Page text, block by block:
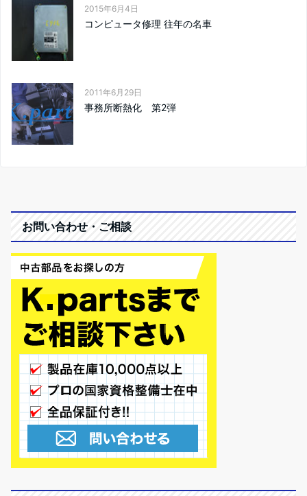
2015年6月4日
コンピュータ修理 往年の名車
2011年6月29日
事務所断熱化 第2弾
お問い合わせ・ご相談